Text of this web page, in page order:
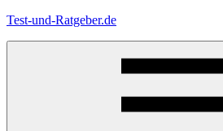
Zum
Test-und-Ratgeber.de